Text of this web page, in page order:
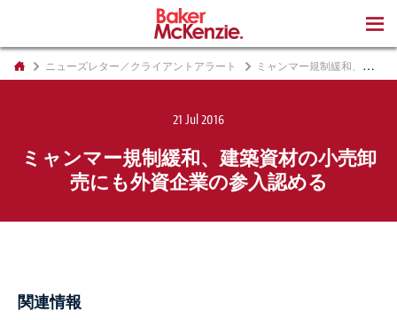
ニューズレター／クライアントアラート ミャンマー規制緩和、建築資材の小売卸売にも外資企業の参入認める
21 Jul 2016
ミャンマー規制緩和、建築資材の小売卸
売にも外資企業の参入認める
関連情報